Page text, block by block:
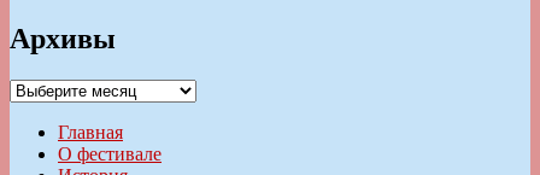
Архивы
Архивы
Главная
О фестивале